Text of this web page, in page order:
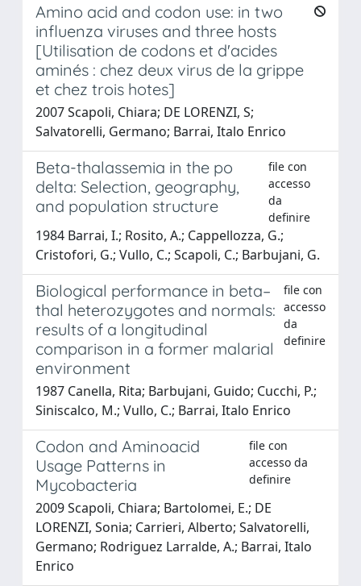
Amino acid and codon use: in two
influenza viruses and three hosts
[Utilisation de codons et d'acides
aminés : chez deux virus de la grippe
et chez trois hotes]
2007 Scapoli, Chiara; DE LORENZI, S;
Salvatorelli, Germano; Barrai, Italo Enrico
Beta-thalassemia in the po
delta: Selection, geography,
and population structure
file con
accesso
da
definire
1984 Barrai, I.; Rosito, A.; Cappellozza, G.;
Cristofori, G.; Vullo, C.; Scapoli, C.; Barbujani, G.
Biological performance in beta–
thal heterozygotes and normals:
results of a longitudinal
comparison in a former malarial
environment
file con
accesso
da
definire
1987 Canella, Rita; Barbujani, Guido; Cucchi, P.;
Siniscalco, M.; Vullo, C.; Barrai, Italo Enrico
Codon and Aminoacid
Usage Patterns in
Mycobacteria
file con
accesso da
definire
2009 Scapoli, Chiara; Bartolomei, E.; DE
LORENZI, Sonia; Carrieri, Alberto; Salvatorelli,
Germano; Rodriguez Larralde, A.; Barrai, Italo
Enrico